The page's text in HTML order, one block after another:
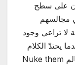
على سطح
مجالسهم
لا تراعي وجود
يحتدّ الكلام
عن بعض مناطق الصراع في العالم Nuke them